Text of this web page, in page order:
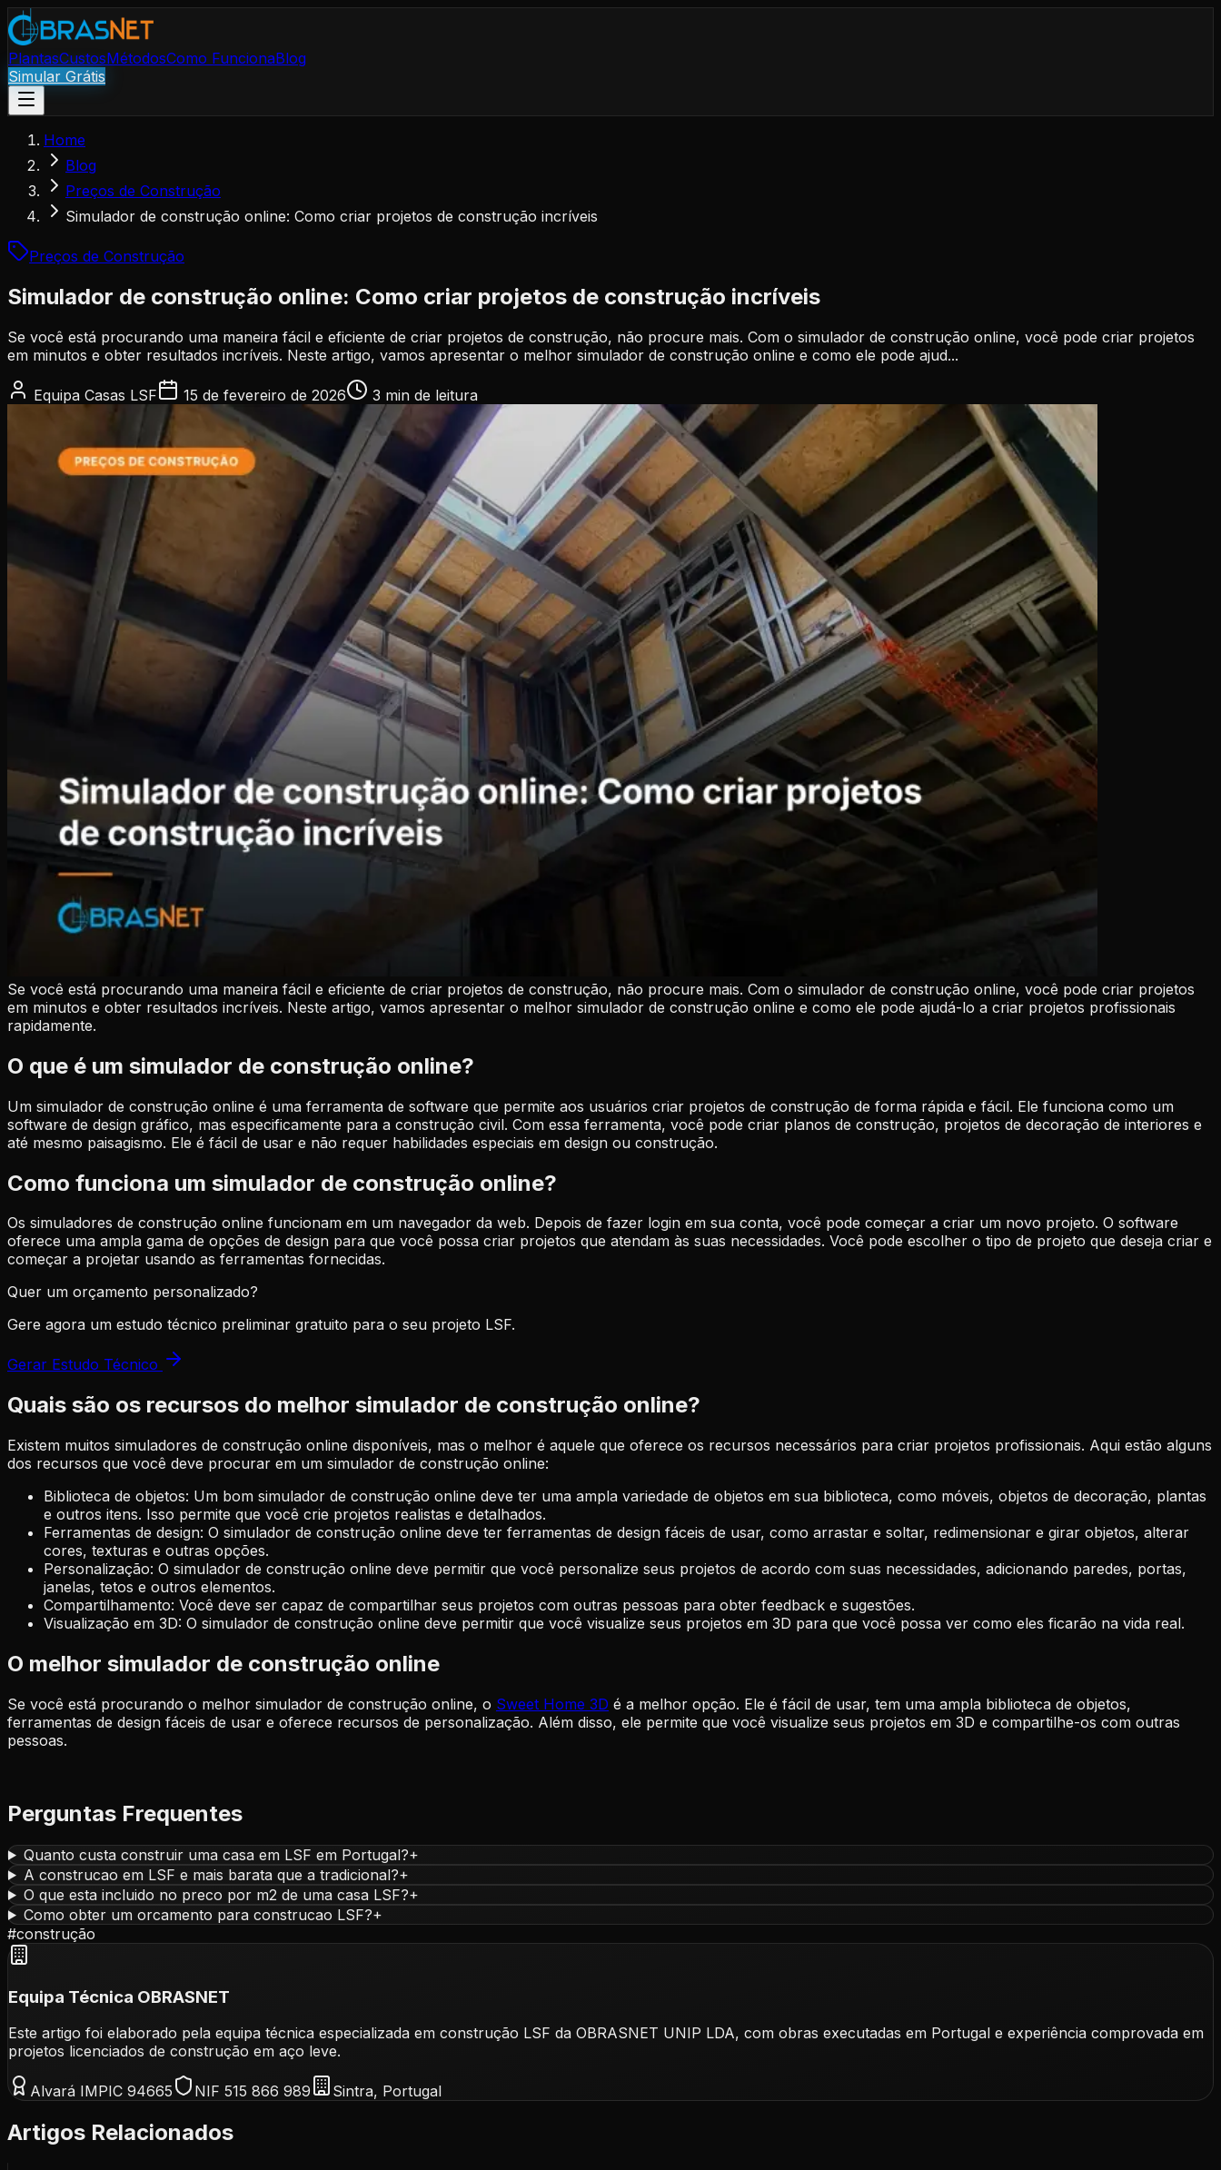
PlantasCustosMétodosComo FuncionaBlog
Simular Grátis
Home
Blog
Preços de Construção
Simulador de construção online: Como criar projetos de construção incríveis
Preços de Construção
Simulador de construção online: Como criar projetos de construção incríveis
Se você está procurando uma maneira fácil e eficiente de criar projetos de construção, não procure mais. Com o simulador de construção online, você pode criar projetos
em minutos e obter resultados incríveis. Neste artigo, vamos apresentar o melhor simulador de construção online e como ele pode ajud...
Equipa Casas LSF 15 de fevereiro de 2026 3 min de leitura
Se você está procurando uma maneira fácil e eficiente de criar projetos de construção, não procure mais. Com o simulador de construção online, você pode criar projetos
em minutos e obter resultados incríveis. Neste artigo, vamos apresentar o melhor simulador de construção online e como ele pode ajudá-lo a criar projetos profissionais
rapidamente.
O que é um simulador de construção online?
Um simulador de construção online é uma ferramenta de software que permite aos usuários criar projetos de construção de forma rápida e fácil. Ele funciona como um
software de design gráfico, mas especificamente para a construção civil. Com essa ferramenta, você pode criar planos de construção, projetos de decoração de interiores e
até mesmo paisagismo. Ele é fácil de usar e não requer habilidades especiais em design ou construção.
Como funciona um simulador de construção online?
Os simuladores de construção online funcionam em um navegador da web. Depois de fazer login em sua conta, você pode começar a criar um novo projeto. O software
oferece uma ampla gama de opções de design para que você possa criar projetos que atendam às suas necessidades. Você pode escolher o tipo de projeto que deseja criar e
começar a projetar usando as ferramentas fornecidas.
Quer um orçamento personalizado?
Gere agora um estudo técnico preliminar gratuito para o seu projeto LSF.
Gerar Estudo Técnico
Quais são os recursos do melhor simulador de construção online?
Existem muitos simuladores de construção online disponíveis, mas o melhor é aquele que oferece os recursos necessários para criar projetos profissionais. Aqui estão alguns
dos recursos que você deve procurar em um simulador de construção online:
Biblioteca de objetos: Um bom simulador de construção online deve ter uma ampla variedade de objetos em sua biblioteca, como móveis, objetos de decoração, plantas
e outros itens. Isso permite que você crie projetos realistas e detalhados.
Ferramentas de design: O simulador de construção online deve ter ferramentas de design fáceis de usar, como arrastar e soltar, redimensionar e girar objetos, alterar
cores, texturas e outras opções.
Personalização: O simulador de construção online deve permitir que você personalize seus projetos de acordo com suas necessidades, adicionando paredes, portas,
janelas, tetos e outros elementos.
Compartilhamento: Você deve ser capaz de compartilhar seus projetos com outras pessoas para obter feedback e sugestões.
Visualização em 3D: O simulador de construção online deve permitir que você visualize seus projetos em 3D para que você possa ver como eles ficarão na vida real.
O melhor simulador de construção online
Se você está procurando o melhor simulador de construção online, o Sweet Home 3D é a melhor opção. Ele é fácil de usar, tem uma ampla biblioteca de objetos,
ferramentas de design fáceis de usar e oferece recursos de personalização. Além disso, ele permite que você visualize seus projetos em 3D e compartilhe-os com outras
pessoas.
Perguntas Frequentes
Quanto custa construir uma casa em LSF em Portugal?+
A construcao em LSF e mais barata que a tradicional?+
O que esta incluido no preco por m2 de uma casa LSF?+
Como obter um orcamento para construcao LSF?+
#construção
Equipa Técnica OBRASNET
Este artigo foi elaborado pela equipa técnica especializada em construção LSF da OBRASNET UNIP LDA, com obras executadas em Portugal e experiência comprovada em
projetos licenciados de construção em aço leve.
Alvará IMPIC 94665 NIF 515 866 989 Sintra, Portugal
Artigos Relacionados